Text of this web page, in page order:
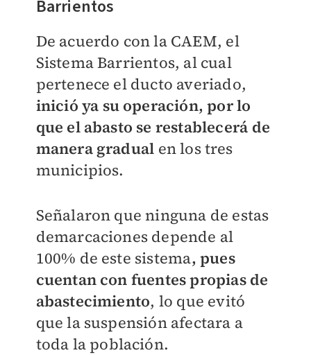
Barrientos
De acuerdo con la CAEM, el
Sistema Barrientos, al cual
pertenece el ducto averiado,
inició ya su operación, por lo
que el abasto se restablecerá de
manera gradual en los tres
municipios.
Señalaron que ninguna de estas
demarcaciones depende al
100% de este sistema, pues
cuentan con fuentes propias de
abastecimiento, lo que evitó
que la suspensión afectara a
toda la población.